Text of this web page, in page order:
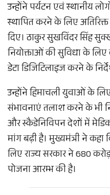
उन्होंने पर्यटन एवं स्थानीय
स्थापित करने के लिए
दिए। ठाकुर सुखविंदर सिंह
नियोक्ताओं की सुविधा के
डेटा डिजिटिलाइज करने के
उन्होंने हिमाचली युवाओं के
संभावनाएं तलाश करने के भी
और स्कैडेनिविपन देशों में
मांग बढ़ी है। मुख्यमंत्री ने कहा
लिए राज्य सरकार ने 680
पोजना आरम्भ की है।